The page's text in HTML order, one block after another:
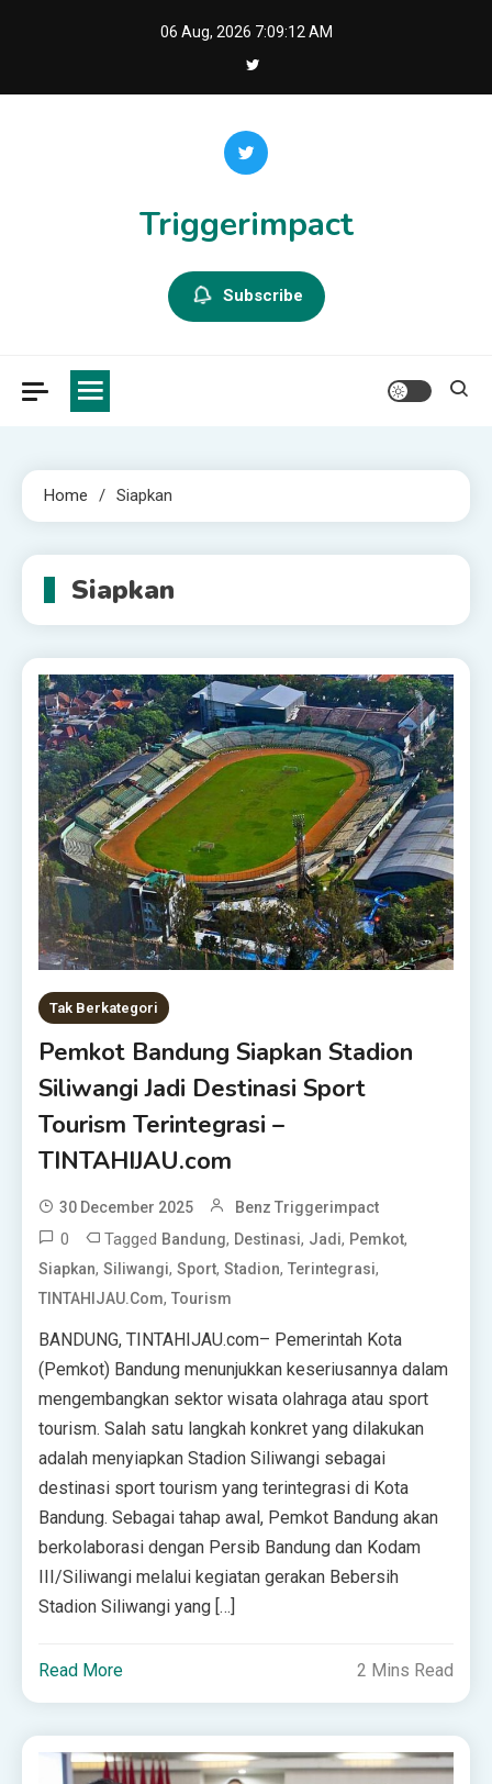
06 Aug, 2026 7:09:12 AM
Triggerimpact
Subscribe
Home Siapkan
Siapkan
Tak Berkategori
Pemkot Bandung Siapkan Stadion
Siliwangi Jadi Destinasi Sport
Tourism Terintegrasi –
TINTAHIJAU.com
30 December 2025 Benz Triggerimpact
0 Tagged Bandung, Destinasi, Jadi, Pemkot,
Siapkan,Siliwangi,Sport,Stadion,Terintegrasi,
TINTAHIJAU.com,Tourism
BANDUNG, TINTAHIJAU.com– Pemerintah Kota
(Pemkot) Bandung menunjukkan keseriusannya dalam
mengembangkan sektor wisata olahraga atau sport
tourism. Salah satu langkah konkret yang dilakukan
adalah menyiapkan Stadion Siliwangi sebagai
destinasi sport tourism yang terintegrasi di Kota
Bandung. Sebagai tahap awal, Pemkot Bandung akan
berkolaborasi dengan Persib Bandung dan Kodam
III/Siliwangi melalui kegiatan gerakan Bebersih
Stadion Siliwangi yang […]
Read More 2 Mins Read